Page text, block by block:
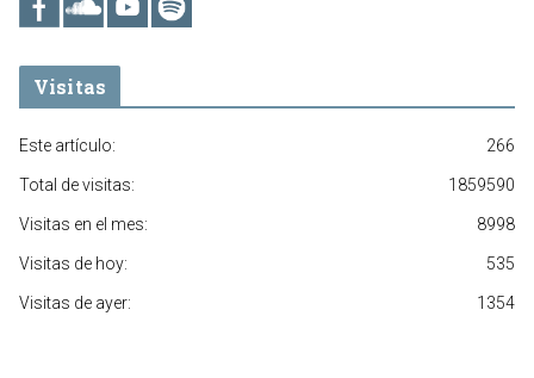
Visitas
266
Este artículo:
1859590
Total de visitas:
8998
Visitas en el mes:
535
Visitas de hoy:
1354
Visitas de ayer: